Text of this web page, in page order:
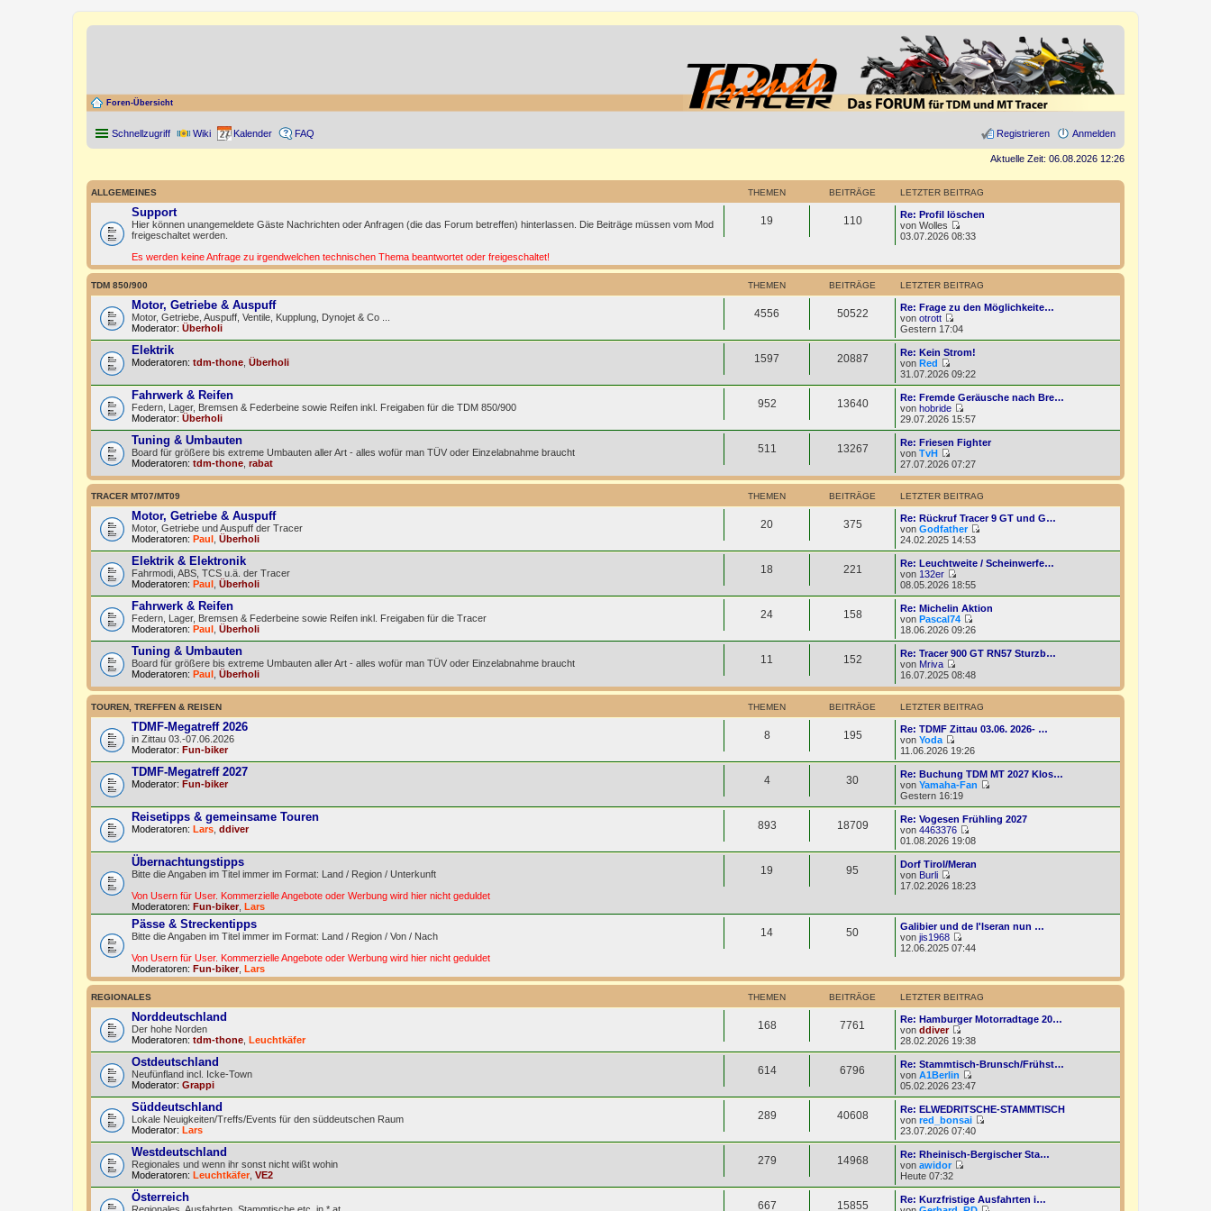
Foren-Übersicht
Schnellzugriff Wiki Kalender FAQ Anmelden
Registrieren
Aktuelle Zeit: 06.08.2026 12:26
ALLGEMEINES THEMEN BEITRÄGE LETZTER BEITRAG
Support
Hier können unangemeldete Gäste Nachrichten oder Anfragen (die das Forum betreffen) hinterlassen. Die Beiträge müssen vom Mod
freigeschaltet werden.
Es werden keine Anfrage zu irgendwelchen technischen Thema beantwortet oder freigeschaltet!
19 110
Re: Profil löschen
von Wolles
N
e
t
e
r
e
i
t
a
g
03.07.2026 08:33
TDM 850/900 THEMEN BEITRÄGE LETZTER BEITRAG
Motor, Getriebe & Auspuff
Motor, Getriebe, Auspuff, Ventile, Kupplung, Dynojet & Co ...
Moderator: Überholi
4556 50522
Re: Frage zu den Möglichkeite…
von otrott
N
e
u
e
s
t
e
r
B
e
a
g
Gestern 17:04
Elektrik
Moderatoren: tdm-thone Überholi 1597 20887
Re: Kein Strom!
von Red
N
e
u
e
s
t
r
B
e
i
t
r
a
g
31.07.2026 09:22
Fahrwerk & Reifen
Federn, Lager, Bremsen & Federbeine sowie Reifen inkl. Freigaben für die TDM 850/900
Moderator: Überholi
952 13640
Re: Fremde Geräusche nach Bre…
von hobride
N
e
u
e
s
t
e
r
e
i
t
r
a
g
29.07.2026 15:57
Tuning & Umbauten
Board für größere bis extreme Umbauten aller Art - alles wofür man TÜV oder Einzelabnahme braucht
Moderatoren: tdm-thone rabat
511 13267
Re: Friesen Fighter
von TvH
N
u
e
s
t
e
r
B
e
i
t
r
a
g
27.07.2026 07:27
TRACER MT07/MT09 THEMEN BEITRÄGE LETZTER BEITRAG
Motor, Getriebe & Auspuff
Motor, Getriebe und Auspuff der Tracer
Moderatoren: Paul Überholi
20 375
Re: Rückruf Tracer 9 GT und G…
von Godfather
e
u
e
r
t
g
24.02.2025 14:53
Elektrik & Elektronik
Fahrmodi, ABS, TCS u.ä. der Tracer
Moderatoren: Paul Überholi
18 221
Re: Leuchtweite / Scheinwerfe…
von 132er
N
e
u
e
s
t
e
r
B
e
i
t
r
a
g
08.05.2026 18:55
Fahrwerk & Reifen
Federn, Lager, Bremsen & Federbeine sowie Reifen inkl. Freigaben für die Tracer
Moderatoren: Paul Überholi
24 158
Re: Michelin Aktion
von Pascal74
N
e
u
e
s
t
e
r
e
i
t
r
a
g
18.06.2026 09:26
Tuning & Umbauten
Board für größere bis extreme Umbauten aller Art - alles wofür man TÜV oder Einzelabnahme braucht
Moderatoren: Paul Überholi
11 152
Re: Tracer 900 GT RN57 Sturzb…
von Mriva
N
u
e
s
t
r
B
e
t
r
g
16.07.2025 08:48
TOUREN, TREFFEN & REISEN THEMEN BEITRÄGE LETZTER BEITRAG
TDMF-Megatreff 2026
in Zittau 03.-07.06.2026
Moderator: Fun-biker
8 195
Re: TDMF Zittau 03.06. 2026- …
von Yoda
N
e
u
e
s
t
r
B
e
i
t
a
11.06.2026 19:26
TDMF-Megatreff 2027
Moderator: Fun-biker 4 30
Re: Buchung TDM MT 2027 Klos…
von Yamaha-Fan
e
u
e
t
r
Gestern 16:19
Reisetipps & gemeinsame Touren
Moderatoren: Lars ddiver 893 18709
Re: Vogesen Frühling 2027
von 4463376
N
e
u
e
s
t
r
B
i
a
01.08.2026 19:08
Übernachtungstipps
Bitte die Angaben im Titel immer im Format: Land / Region / Unterkunft
Von Usern für User. Kommerzielle Angebote oder Werbung wird hier nicht geduldet
Moderatoren: Fun-biker Lars
19 95
Dorf Tirol/Meran
von Burli
N
e
s
e
e
i
t
a
g
17.02.2026 18:23
Pässe & Streckentipps
Bitte die Angaben im Titel immer im Format: Land / Region / Von / Nach
Von Usern für User. Kommerzielle Angebote oder Werbung wird hier nicht geduldet
Moderatoren: Fun-biker, Lars
14 50
Galibier und de l'Iseran nun …
von jis1968
N
e
t
e
r
e
i
t
r
a
g
12.06.2025 07:44
REGIONALES THEMEN BEITRÄGE LETZTER BEITRAG
Norddeutschland
Der hohe Norden
Moderatoren: tdm-thone Leuchtkäfer
168 7761
Re: Hamburger Motorradtage 20…
von ddiver
N
e
u
e
s
t
e
r
B
e
i
t
r
g
28.02.2026 19:38
Ostdeutschland
Neufünfland incl. Icke-Town
Moderator: Grappi
614 6796
Re: Stammtisch-Brunsch/Frühst…
von A1Berlin
N
e
u
e
s
t
e
r
i
t
05.02.2026 23:47
Süddeutschland
Lokale Neuigkeiten/Treffs/Events für den süddeutschen Raum
Moderator: Lars
289 40608
Re: ELWEDRITSCHE-STAMMTISCH
von red_bonsai
e
u
e
r
23.07.2026 07:40
Westdeutschland
Regionales und wenn ihr sonst nicht wißt wohin
Moderatoren: Leuchtkäfer VE2
279 14968
Re: Rheinisch-Bergischer Sta…
von awidor
e
u
e
Heute 07:32
Österreich
Regionales, Ausfahrten, Stammtische etc. in *.at
667 15855
Re: Kurzfristige Ausfahrten i…